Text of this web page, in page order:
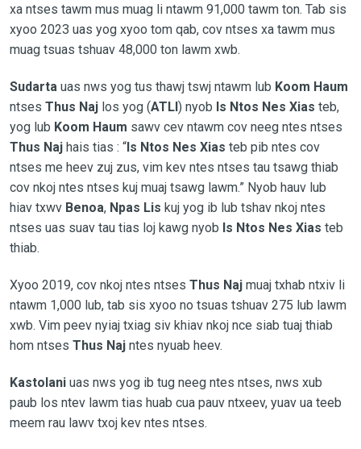
xa ntses tawm mus muag li ntawm 91,000 tawm ton. Tab sis
xyoo 2023 uas yog xyoo tom qab, cov ntses xa tawm mus
muag tsuas tshuav 48,000 ton lawm xwb.
Sudarta uas nws yog tus thawj tswj ntawm lub Koom Haum
ntses Thus Naj los yog (ATLI) nyob Is Ntos Nes Xias teb,
yog lub Koom Haum sawv cev ntawm cov neeg ntes ntses
Thus Najhais tias : “Is Ntos Nes Xias teb pib ntes cov
ntses me heev zuj zus, vim kev ntes ntses tau tsawg thiab
cov nkoj ntes ntses kuj muaj tsawg lawm.” Nyob hauv lub
hiav txwv Benoa, Npas Lis kuj yog ib lub tshav nkoj ntes
ntses uas suav tau tias loj kawg nyob Is Ntos Nes Xias teb
thiab.
Xyoo 2019, cov nkoj ntes ntses Thus Najmuaj txhab ntxiv li
ntawm 1,000 lub, tab sis xyoo no tsuas tshuav 275 lub lawm
xwb. Vim peev nyiaj txiag siv khiav nkoj nce siab tuaj thiab
hom ntses Thus Najntes nyuab heev.
Kastolaniuas nws yog ib tug neeg ntes ntses, nws xub
paub los ntev lawm tias huab cua pauv ntxeev, yuav ua teeb
meem rau lawv txoj kev ntes ntses.